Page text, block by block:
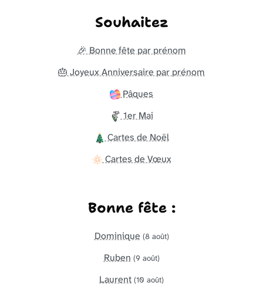
Souhaitez
🎉 Bonne fête par prénom
🎂 Joyeux Anniversaire par prénom
Pâques
1er Mai
Cartes de Noël
Cartes de Vœux
Bonne fête :
Dominique (8 août)
Ruben (9 août)
Laurent (10 août)